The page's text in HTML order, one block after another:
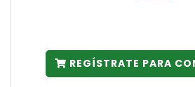
REGÍSTRATE PARA